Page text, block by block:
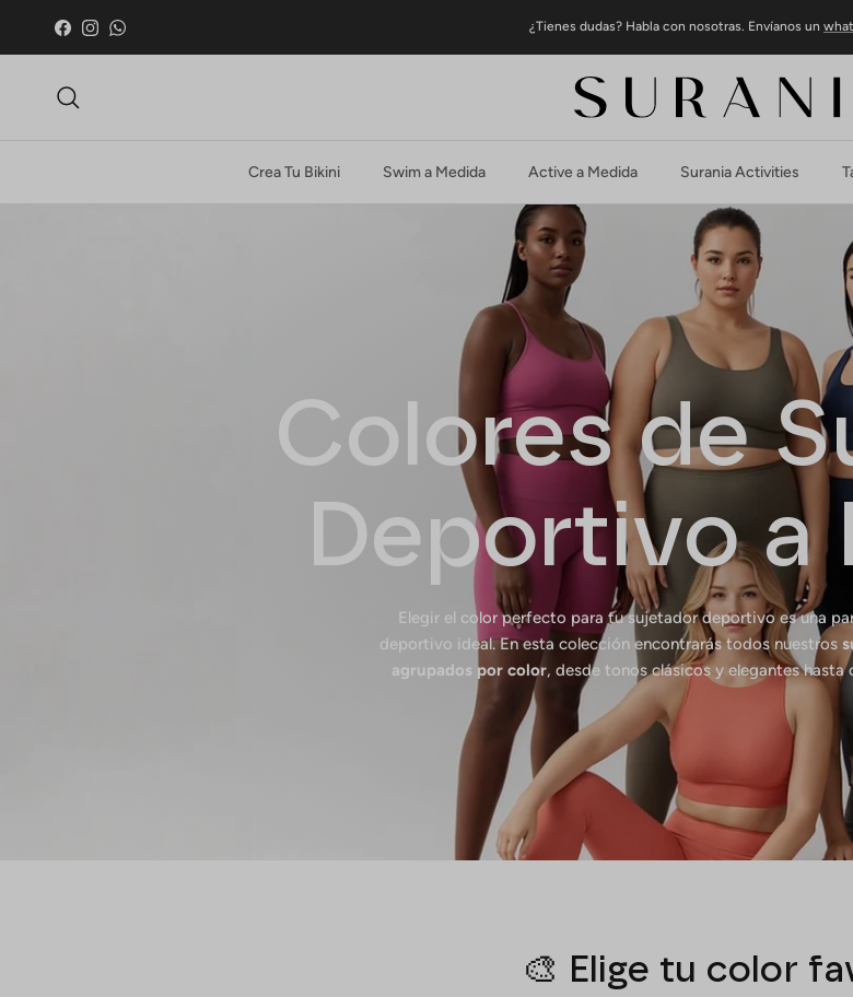
Facebook
InstagramWhatsApp ¿Tienes dudas? Habla con nosotras. Envíanos un
Crea Tu Bikini Swim a Medida Active a Medida Surania Activities
Colores de
Deportivo a
Elegir el color perfecto para tu sujetador deportivo es una
deportivo ideal. En esta colección encontrarás todos nuestros
agrupados por color, desde tonos clásicos y elegantes
🎨 Elige tu color